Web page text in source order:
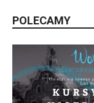
POLECAMY